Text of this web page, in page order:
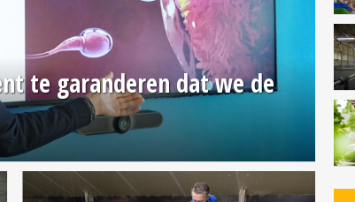
te garanderen dat we de